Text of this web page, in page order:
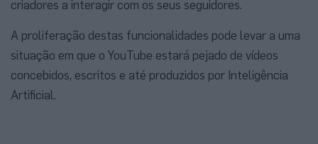
criadores a interagir com os seus seguidores.
A proliferação destas funcionalidades pode levar a uma
situação em que o YouTube estará pejado de vídeos
concebidos, escritos e até produzidos por Inteligência
Artificial.